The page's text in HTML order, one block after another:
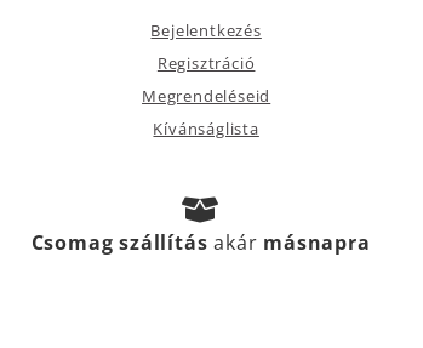
Bejelentkezés
Regisztráció
Megrendeléseid
Kívánságlista
Csomag szállításakár másnapra